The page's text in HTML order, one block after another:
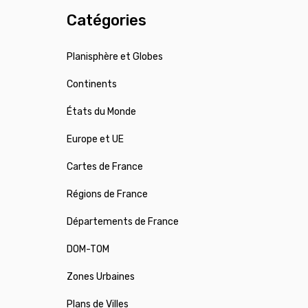
Catégories
Planisphère et Globes
Continents
États du Monde
Europe et UE
Cartes de France
Régions de France
Départements de France
DOM-TOM
Zones Urbaines
Plans de Villes